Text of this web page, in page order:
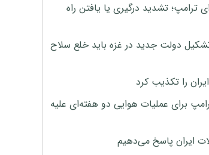
ترامپ؛ تشدید درگیری یا یافتن راه
دولت جدید در غزه باید خلع سلاح
را تکذیب کرد
برای عملیات هوایی دو هفته‌ای علیه
ایران پاسخ می‌دهیم